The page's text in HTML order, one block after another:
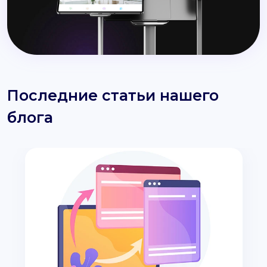
Последние статьи нашего
блога